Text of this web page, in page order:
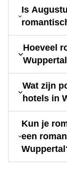
Is
Hoeveel
Wat zijn
hotels in
Kun je
een